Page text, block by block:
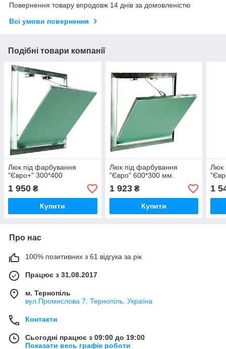
Повернення товару впродовж 14 днів за домовленістю
Всі умови повернення
Подібні товари компанії
Люк під фарбування
"Євро+" 300*400
1 950 ₴
Купити
Люк під фарбування
"Євро" 600*300 мм.
1 923₴
Купити
Люк
1
Про нас
100% позитивних з 61 відгука за рік
Працює з 31.08.2017
м. Тернопіль
вул.Промислова 7, Тернопіль, Україна
Контакти
Сьогодні працює з 09:00 до 19:00
Показати весь графік роботи